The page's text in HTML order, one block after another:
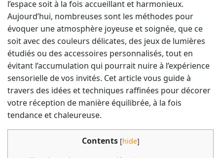
l’espace soit à la fois accueillant et harmonieux.
Aujourd’hui, nombreuses sont les méthodes pour
évoquer une atmosphère joyeuse et soignée, que ce
soit avec des couleurs délicates, des jeux de lumières
étudiés ou des accessoires personnalisés, tout en
évitant l’accumulation qui pourrait nuire à l’expérience
sensorielle de vos invités. Cet article vous guide à
travers des idées et techniques raffinées pour décorer
votre réception de manière équilibrée, à la fois
tendance et chaleureuse.
Contents [hide]